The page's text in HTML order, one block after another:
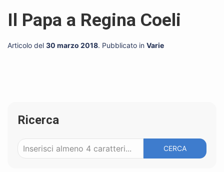
Il Papa a Regina Coeli
Articolo del 30 marzo 2018. Pubblicato in Varie
Ricerca
CERCA